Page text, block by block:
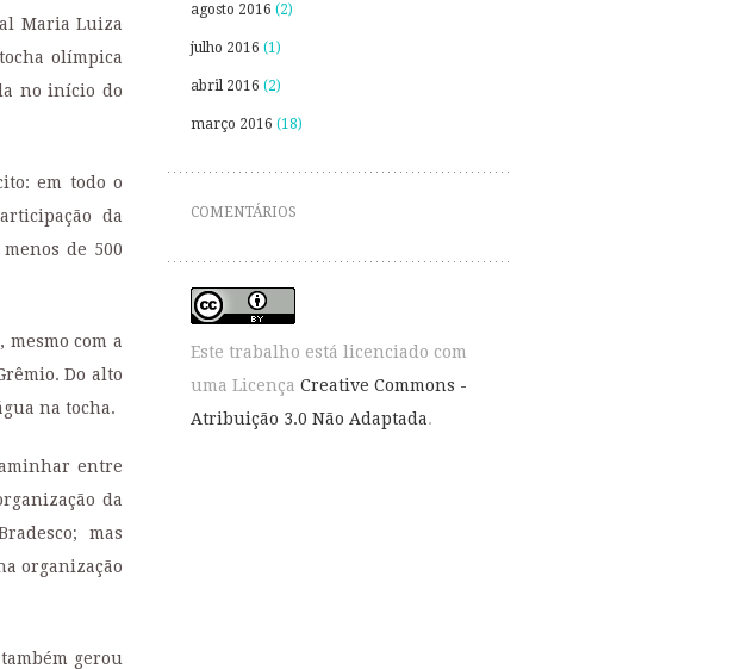
Maria Luiza
olímpica
no início do
em todo o
da
de 500
mesmo com a
Do alto
na tocha.
entre
da
mas
organização
gerou
agosto 2016 (2)
julho 2016 (1)
abril 2016 (2)
março 2016 (18)
COMENTÁRIOS
Este trabalho está licenciado com
uma Licença Creative Commons -
Atribuição 3.0 Não Adaptada.